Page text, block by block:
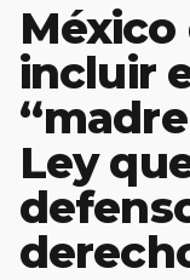
incluir
Ley